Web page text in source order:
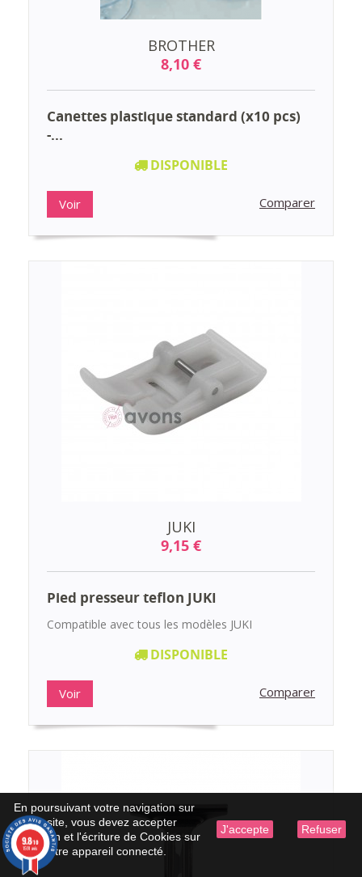
BROTHER
8,10 €
Canettes plastique standard (x10 pcs)
-...
DISPONIBLE
Voir Comparer
JUKI
9,15 €
Pied presseur teflon JUKI
Compatible avec tous les modèles JUKI
DISPONIBLE
Voir Comparer
En poursuivant votre navigation sur
ce site, vous devez accepter
l’utilisation et l'écriture de Cookies sur
votre appareil connecté.
J'accepte Refuser
9.8/10
1591 avis